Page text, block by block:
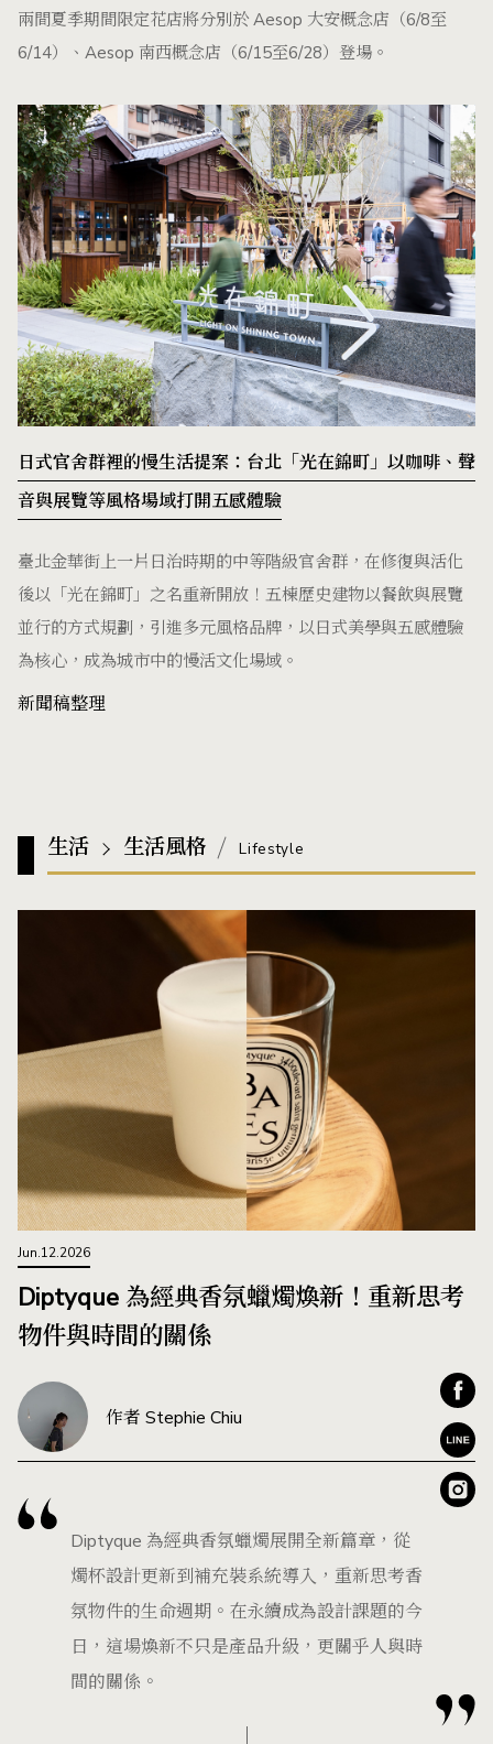
兩間夏季期間限定花店將分別於 Aesop 大安概念店（6/8至
6/14）、Aesop 南西概念店（6/15至6/28）登場。
日式官舍群裡的慢生活提案：台北「光在錦町」以咖啡、聲
音與展覽等風格場域打開五感體驗
臺北金華街上一片日治時期的中等階級官舍群，在修復與活化
後以「光在錦町」之名重新開放！五棟歷史建物以餐飲與展覽
並行的方式規劃，引進多元風格品牌，以日式美學與五感體驗
為核心，成為城市中的慢活文化場域。
新聞稿整理
生活 生活風格 Lifestyle
Jun.12.2026
Diptyque 為經典香氛蠟燭煥新！重新思考
物件與時間的關係
作者 Stephie Chiu
Diptyque 為經典香氛蠟燭展開全新篇章，從
燭杯設計更新到補充裝系統導入，重新思考香
氛物件的生命週期。在永續成為設計課題的今
日，這場煥新不只是產品升級，更關乎人與時
間的關係。